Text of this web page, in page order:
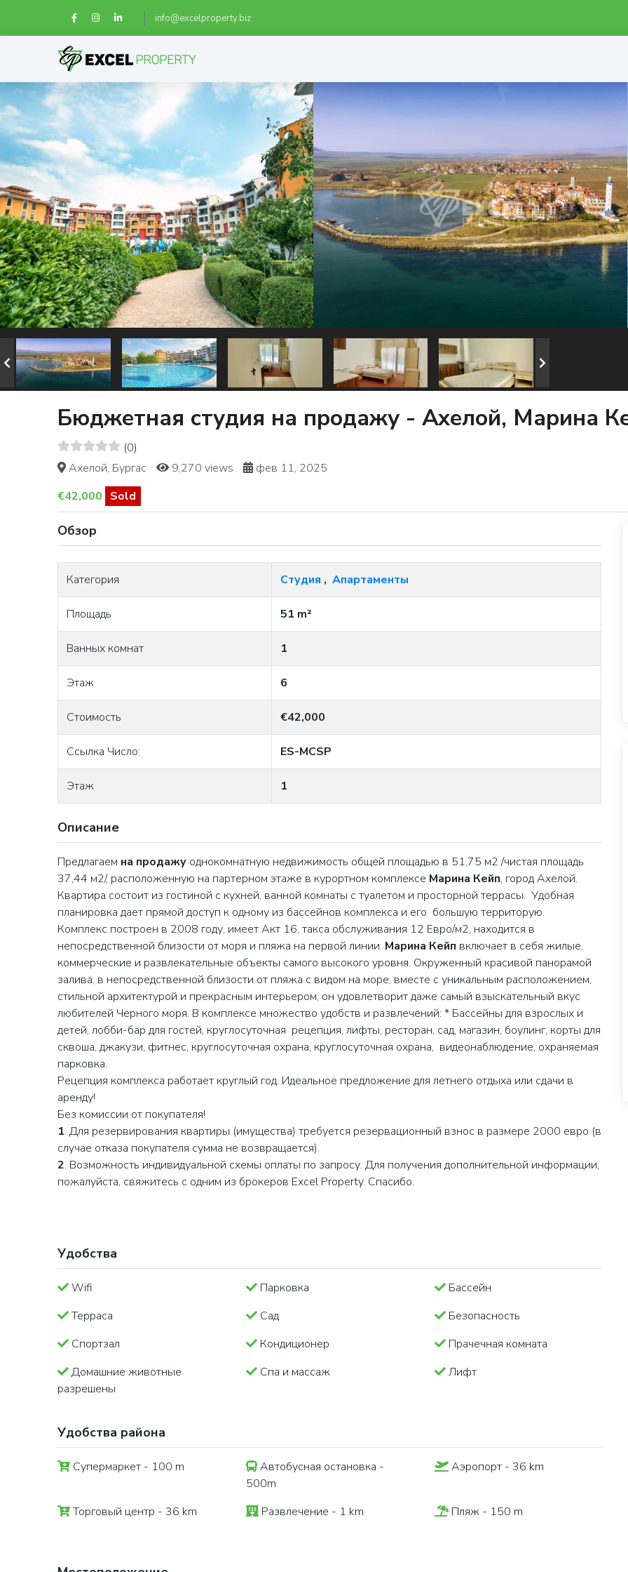
info@excelproperty.biz
Бюджетная студия на продажу - Ахелой, Марина
(0)
Ахелой, Бургас
9,270 views
фев 11, 2025
€42,000 Sold
Обзор
Категория Студия ,Апартаменты
Площадь 51 m²
Ванных комнат 1
Этаж 6
Стоимость €42,000
Ссылка Число: ES-MCSP
Этаж 1
Описание
Предлагаем на продажу однокомнатную недвижимость общей площадью в 51,75 м2 /чистая площадь
37,44 м2/, расположенную на партерном этаже в курортном комплексе Марина Кейп, город Ахелой.
Квартира состоит из гостиной с кухней, ванной комнаты с туалетом и просторной террасы. Удобная
планировка дает прямой доступ к одному из бассейнов комплекса и его большую территорую.
Комплекс построен в 2008 году, имеет Акт 16, такса обслуживания 12 Евро/м2, находится в
непосредственной близости от моря и пляжа на первой линии. Марина Кейп включает в себя жилые,
коммерческие и развлекательные объекты самого высокого уровня. Окруженный красивой панорамой
залива, в непосредственной близости от пляжа с видом на море, вместе с уникальным расположением,
стильной архитектурой и прекрасным интерьером, он удовлетворит даже самый взыскательный вкус
любителей Черного моря. В комплексе множество удобств и развлечений: * Бассейны для взрослых и
детей, лобби-бар для гостей, круглосуточная рецепция, лифты, ресторан, сад, магазин, боулинг, корты для
сквоша, джакузи, фитнес, круглосуточная охрана, круглосуточная охрана, видеонаблюдение, охраняемая
парковка.
Рецепция комплекса работает круглый год. Идеальное предложение для летнего отдыха или сдачи в
аренду!
Без комиссии от покупателя!
1. Для резервирования квартиры (имущества) требуется резервационный взнос в размере 2000 евро (в
случае отказа покупателя сумма не возвращается).
2. Возможность индивидуальной схемы оплаты по запросу. Для получения дополнительной информации,
пожалуйста, свяжитесь с одним из брокеров Excel Property. Спасибо.
Удобства
Wifi Парковка
Бассейн
Терраса
Сад
Безопасность
Спортзал
Кондиционер
Прачечная комната
Домашние животные
разрешены
Спа и массаж Лифт
Удобства района
Супермаркет - 100 m
Автобусная остановка -
500m
Аэропорт - 36 km
Торговый центр - 36 km Развлечение - 1 km Пляж - 150 m